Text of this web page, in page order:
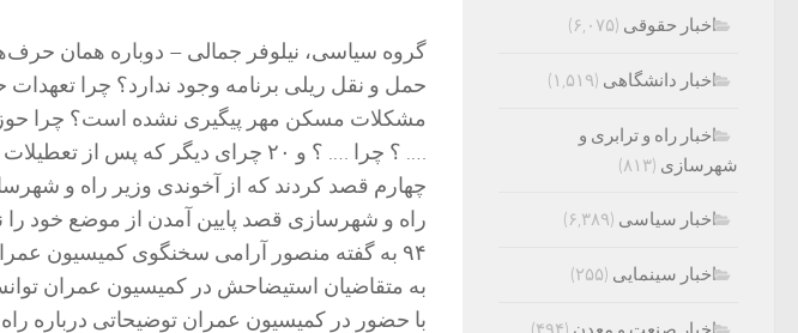
گروه سیاسی، نیلوفر جمالی – دوباره همان
حمل و نقل ریلی برنامه وجود ندارد؟ چرا
مشکلات مسکن مهر پیگیری نشده است؟ چرا
…. ؟ چرا …. ؟ و ۲۰ چرای دیگر که پس از
چهارم قصد کردند که از آخوندی وزیر راه و
راه و شهرسازی قصد پایین آمدن از موضع خود را
۹۴ به گفته منصور آرامی سخنگوی کمیسیون
به متقاضیان استیضاحش در کمیسیون عمران
با حضور در کمیسیون عمران توضیحاتی درباره
اخبار حقوقی (۶,۰۷۵)
اخبار دانشگاهی (۱,۵۱۹)
اخبار راه و ترابری و
شهرسازی (۸۱۳)
اخبار سیاسی (۶,۳۸۹)
اخبار سینمایی (۲۵۵)